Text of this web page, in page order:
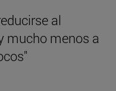
al
mucho menos a